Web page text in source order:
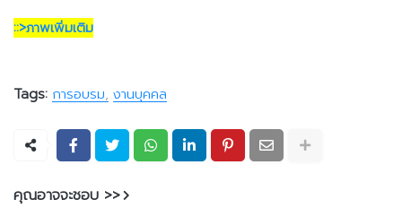
::>ภาพเพิ่มเติม
Tags: การอบรม งานบุคคล
คุณอาจจะชอบ >>